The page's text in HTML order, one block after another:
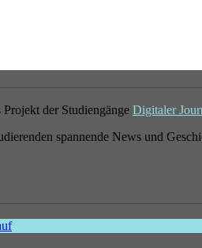
Projekt der Studiengänge Digitaler
spannende News und